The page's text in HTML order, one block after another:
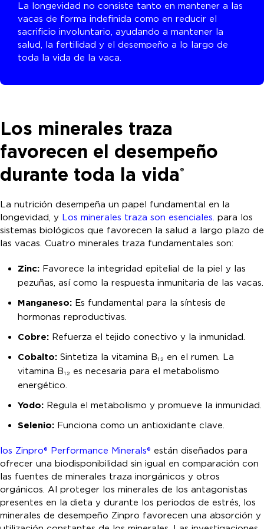
La longevidad no consiste tanto en mantener a las
vacas de forma indefinida como en reducir el
sacrificio involuntario, ayudando a mantener la
salud, la fertilidad y el desempeño a lo largo de
toda la vida de la vaca.
Los minerales traza
favorecen el desempeño
durante toda la vida®
La nutrición desempeña un papel fundamental en la
longevidad, y Los minerales traza son esenciales. para los
sistemas biológicos que favorecen la salud a largo plazo de
las vacas. Cuatro minerales traza fundamentales son:
Zinc: Favorece la integridad epitelial de la piel y las
pezuñas, así como la respuesta inmunitaria de las vacas.
Manganeso: Es fundamental para la síntesis de
hormonas reproductivas.
Cobre: Refuerza el tejido conectivo y la inmunidad.
Cobalto: Sintetiza la vitamina B₁₂ en el rumen. La
vitamina B₁₂ es necesaria para el metabolismo
energético.
Yodo: Regula el metabolismo y promueve la inmunidad.
Selenio: Funciona como un antioxidante clave.
los Zinpro® Performance Minerals® están diseñados para
ofrecer una biodisponibilidad sin igual en comparación con
las fuentes de minerales traza inorgánicos y otros
orgánicos. Al proteger los minerales de los antagonistas
presentes en la dieta y durante los periodos de estrés, los
minerales de desempeño Zinpro favorecen una absorción y